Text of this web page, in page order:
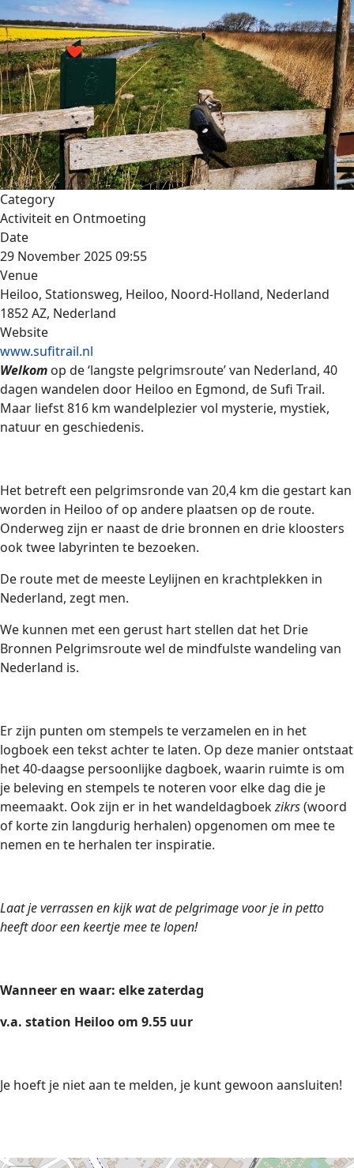
Category
Activiteit en Ontmoeting
Date
29 November 202509:55
Venue
Heiloo, Stationsweg, Heiloo, Noord-Holland, Nederland
1852 AZ, Nederland
Website
www.sufitrail.nl
Welkom op de ‘langste pelgrimsroute’ van Nederland, 40
dagen wandelen door Heiloo en Egmond, de Sufi Trail.
Maar liefst 816 km wandelplezier vol mysterie, mystiek,
natuur en geschiedenis.
Het betreft een pelgrimsronde van 20,4 km die gestart kan
worden in Heiloo of op andere plaatsen op de route.
Onderweg zijn er naast de drie bronnen en drie kloosters
ook twee labyrinten te bezoeken.
De route met de meeste Leylijnen en krachtplekken in
Nederland, zegt men.
We kunnen met een gerust hart stellen dat het Drie
Bronnen Pelgrimsroute wel de mindfulste wandeling van
Nederland is.
Er zijn punten om stempels te verzamelen en in het
logboek een tekst achter te laten. Op deze manier ontstaat
het 40-daagse persoonlijke dagboek, waarin ruimte is om
je beleving en stempels te noteren voor elke dag die je
meemaakt. Ook zijn er in het wandeldagboekzikrs(woord
of korte zin langdurig herhalen) opgenomen om mee te
nemen en te herhalen ter inspiratie.
Laat je verrassen en kijk wat de pelgrimage voor je in petto
heeft door een keertje mee te lopen!
Wanneer en waar: elke zaterdag
v.a. station Heiloo om 9.55 uur
Je hoeft je niet aan te melden, je kunt gewoon aansluiten!